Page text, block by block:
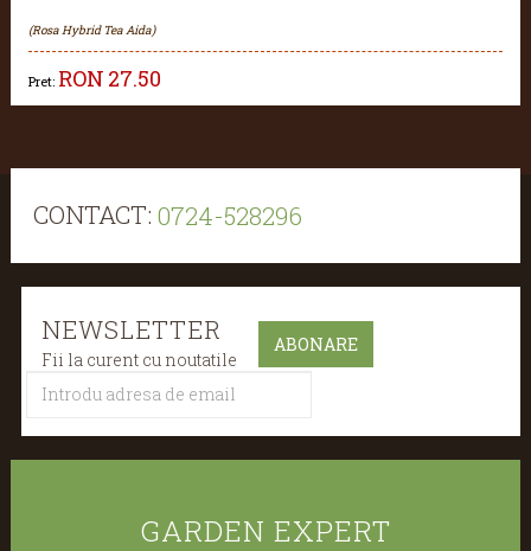
(Rosa Hybrid Tea Aida)
Pret: RON 27.50
CONTACT: 0724-528296
NEWSLETTER
Fii la curent cu noutatile
GARDEN EXPERT